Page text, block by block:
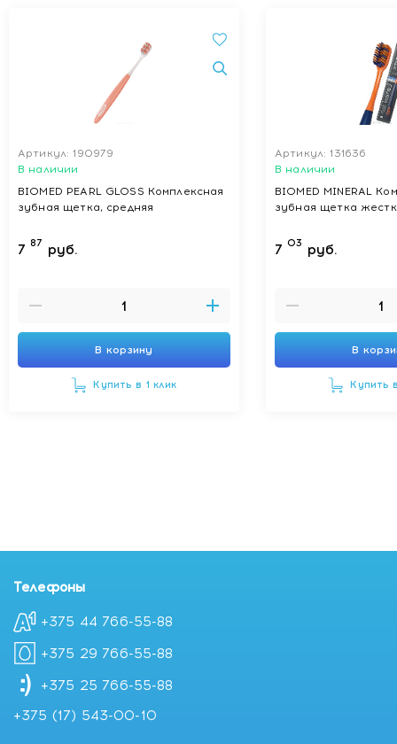
Артикул: 190979
В наличии
BIOMED PEARL GLOSS Комплексная
зубная щетка, средняя
7 87 руб.
В корзину
Купить в 1 клик
Артикул: 131636
В наличии
BIOMED MINERAL
зубная щетка
7 03 руб.
В
Купить
Телефоны
+375 44 766-55-88
+375 29 766-55-88
+375 25 766-55-88
+375 (17) 543-00-10